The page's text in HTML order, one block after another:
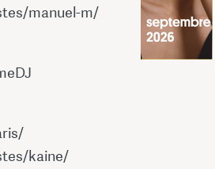
manuel-m/
kaine/